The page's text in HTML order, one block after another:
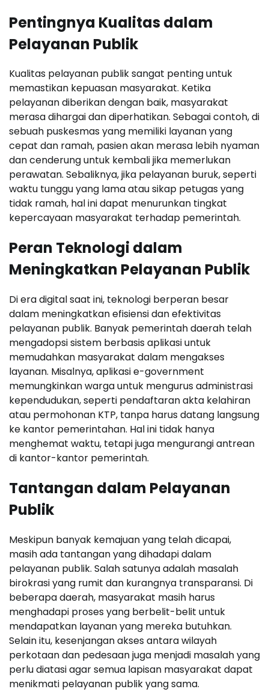
Pentingnya Kualitas dalam
Pelayanan Publik
Kualitas pelayanan publik sangat penting untuk
memastikan kepuasan masyarakat. Ketika
pelayanan diberikan dengan baik, masyarakat
merasa dihargai dan diperhatikan. Sebagai contoh, di
sebuah puskesmas yang memiliki layanan yang
cepat dan ramah, pasien akan merasa lebih nyaman
dan cenderung untuk kembali jika memerlukan
perawatan. Sebaliknya, jika pelayanan buruk, seperti
waktu tunggu yang lama atau sikap petugas yang
tidak ramah, hal ini dapat menurunkan tingkat
kepercayaan masyarakat terhadap pemerintah.
Peran Teknologi dalam
Meningkatkan Pelayanan Publik
Di era digital saat ini, teknologi berperan besar
dalam meningkatkan efisiensi dan efektivitas
pelayanan publik. Banyak pemerintah daerah telah
mengadopsi sistem berbasis aplikasi untuk
memudahkan masyarakat dalam mengakses
layanan. Misalnya, aplikasi e-government
memungkinkan warga untuk mengurus administrasi
kependudukan, seperti pendaftaran akta kelahiran
atau permohonan KTP, tanpa harus datang langsung
ke kantor pemerintahan. Hal ini tidak hanya
menghemat waktu, tetapi juga mengurangi antrean
di kantor-kantor pemerintah.
Tantangan dalam Pelayanan
Publik
Meskipun banyak kemajuan yang telah dicapai,
masih ada tantangan yang dihadapi dalam
pelayanan publik. Salah satunya adalah masalah
birokrasi yang rumit dan kurangnya transparansi. Di
beberapa daerah, masyarakat masih harus
menghadapi proses yang berbelit-belit untuk
mendapatkan layanan yang mereka butuhkan.
Selain itu, kesenjangan akses antara wilayah
perkotaan dan pedesaan juga menjadi masalah yang
perlu diatasi agar semua lapisan masyarakat dapat
menikmati pelayanan publik yang sama.